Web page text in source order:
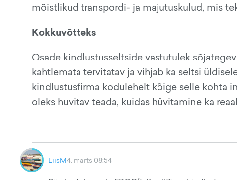
mõistlikud transpordi- ja majutuskulud, mis
Kokkuvõtteks
Osade kindlustusseltside vastutulek
kahtlemata tervitatav ja vihjab ka seltsi
kindlustusfirma kodulehelt kõige selle kohta
oleks huvitav teada, kuidas hüvitamine ka
LiisM4. märts 08:54